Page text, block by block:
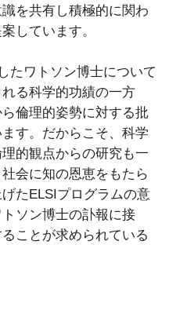
を共有し積極的に関わ
しています。
たワトソン博士について
る科学的功績の一方
倫理的姿勢に対する批
す。だからこそ、科学
的観点からの研究も一
会に知の恩恵をもたら
たELSIプログラムの意
ソン博士の訃報に接
ことが求められている